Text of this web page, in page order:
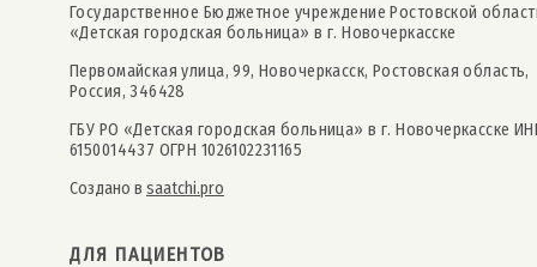
Государственное Бюджетное учреждение Ростовской
«Детская городская больница» в г. Новочеркасске
Первомайская улица, 99, Новочеркасск, Ростовская область,
Россия, 346428
ГБУ РО «Детская городская больница» в г. Новочеркасске
6150014437 ОГРН 1026102231165
Создано в saatchi.pro
ДЛЯ ПАЦИЕНТОВ